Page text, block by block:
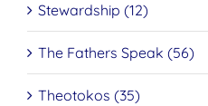
Stewardship (12)
The Fathers Speak (56)
Theotokos (35)